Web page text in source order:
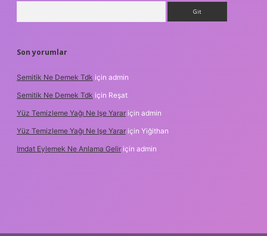
Son yorumlar
Semitik Ne Demek Tdk için admin
Semitik Ne Demek Tdk için Reşat
Yüz Temizleme Yağı Ne Işe Yarar için admin
Yüz Temizleme Yağı Ne Işe Yarar için Yiğithan
Imdat Eylemek Ne Anlama Gelir için admin